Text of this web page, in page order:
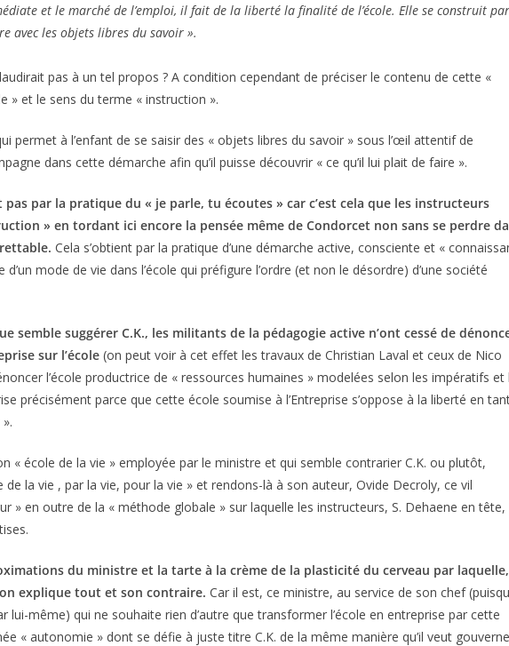
et le marché de l’emploi, il fait de la liberté la finalité de l’école. Elle se construit par
avec les objets libres du savoir ».
pas à un tel propos ? A condition cependant de préciser le contenu de cette «
» et le sens du terme « instruction ».
permet à l’enfant de se saisir des « objets libres du savoir » sous l’œil attentif de
dans cette démarche afin qu’il puisse découvrir « ce qu’il lui plait de faire ».
pas par la pratique du « je parle, tu écoutes » car c’est cela que les instructeurs
» en tordant ici encore la pensée même de Condorcet non sans se perdre
Cela s’obtient par la pratique d’une démarche active, consciente et «
mode de vie dans l’école qui préfigure l’ordre (et non le désordre) d’une société
semble suggérer C.K., les militants de la pédagogie active n’ont cessé de
sur l’école (on peut voir à cet effet les travaux de Christian Laval et ceux de Nico
l’école productrice de « ressources humaines » modelées selon les impératifs et
précisément parce que cette école soumise à l’Entreprise s’oppose à la liberté en
« école de la vie » employée par le ministre et qui semble contrarier C.K. ou plutôt,
de la vie , par la vie, pour la vie » et rendons-là à son auteur, Ovide Decroly, ce vil
» en outre de la « méthode globale » sur laquelle les instructeurs, S. Dehaene en tête,
du ministre et la tarte à la crème de la plasticité du cerveau par
on explique tout et son contraire. Car il est, ce ministre, au service de son chef
lui-même) qui ne souhaite rien d’autre que transformer l’école en entreprise par cette
« autonomie » dont se défie à juste titre C.K. de la même manière qu’il veut